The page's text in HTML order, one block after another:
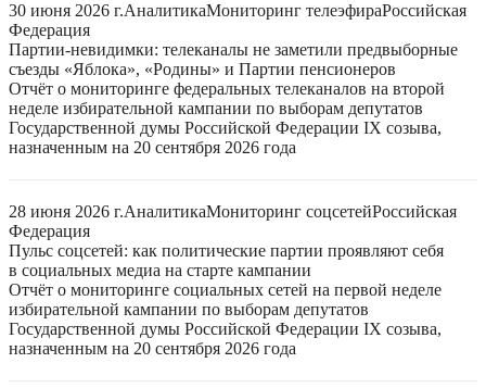
30 июня 2026 г.АналитикаМониторинг телеэфираРоссийская
Федерация
Партии-невидимки: телеканалы не заметили предвыборные
съезды «Яблока», «Родины» и Партии пенсионеров
Отчёт о мониторинге федеральных телеканалов на второй
неделе избирательной кампании по выборам депутатов
Государственной думы Российской Федерации IX созыва,
назначенным на 20 сентября 2026 года
28 июня 2026 г.АналитикаМониторинг соцсетейРоссийская
Федерация
Пульс соцсетей: как политические партии проявляют себя
в социальных медиа на старте кампании
Отчёт о мониторинге социальных сетей на первой неделе
избирательной кампании по выборам депутатов
Государственной думы Российской Федерации IX созыва,
назначенным на 20 сентября 2026 года